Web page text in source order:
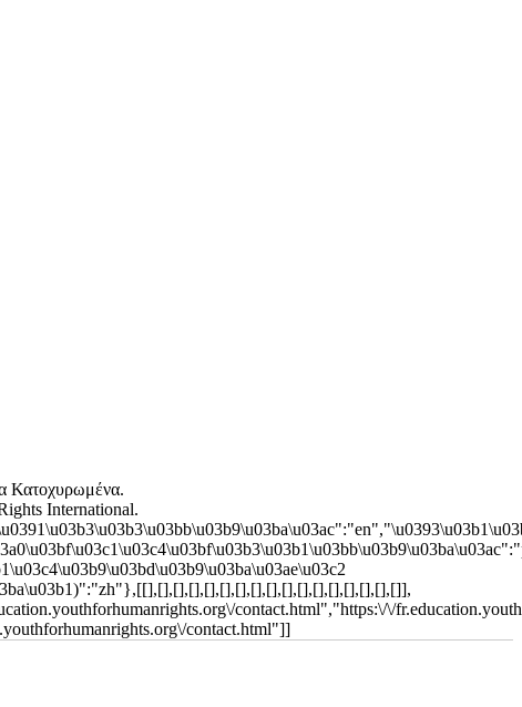
Κατοχυρωμένα.
International.
contact.html","https:\/\/
contact.html"]]